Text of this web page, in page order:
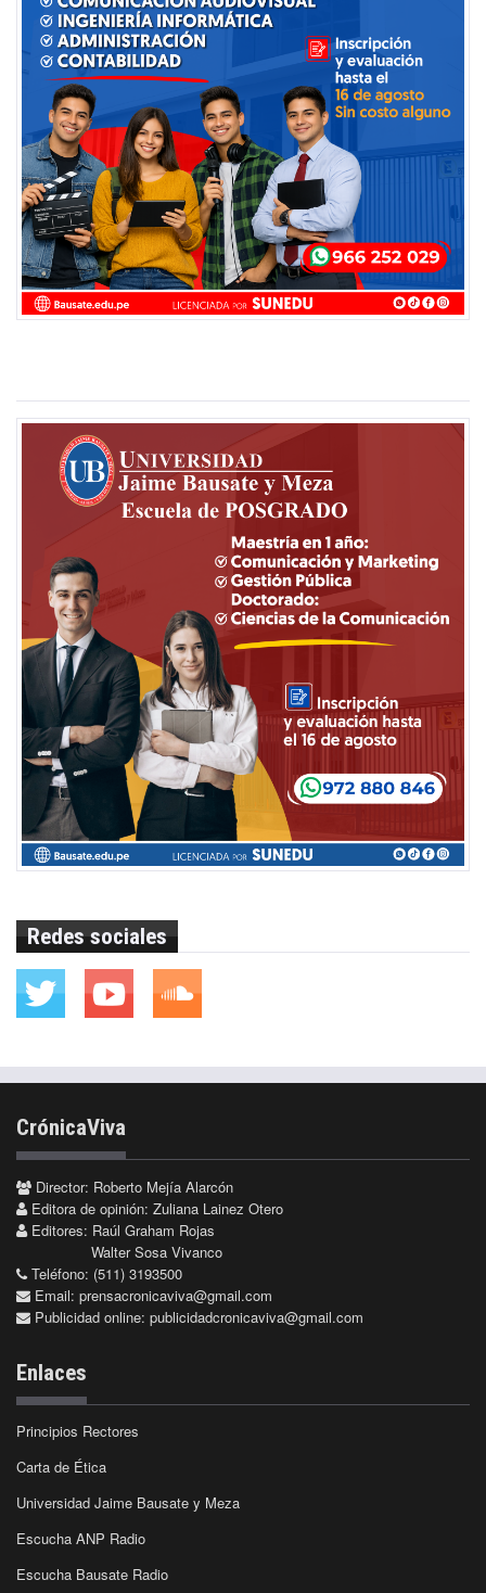
Redes sociales
CrónicaViva
Director: Roberto Mejía Alarcón
Editora de opinión: Zuliana Lainez Otero
Editores: Raúl Graham Rojas
Walter Sosa Vivanco
Teléfono: (511) 3193500
Email: prensacronicaviva@gmail.com
Publicidad online: publicidadcronicaviva@gmail.com
Enlaces
Principios Rectores
Carta de Ética
Universidad Jaime Bausate y Meza
Escucha ANP Radio
Escucha Bausate Radio